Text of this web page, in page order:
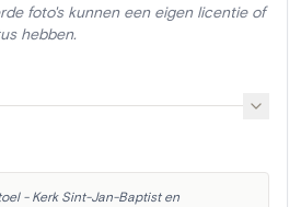
foto's kunnen een eigen licentie of
hebben.
- Kerk Sint-Jan-Baptist en